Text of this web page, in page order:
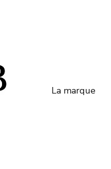
La marque